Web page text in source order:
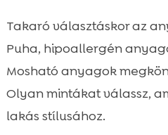
Takaró választáskor az
Puha, hipoallergén
Mosható anyagok
Olyan mintákat válassz,
lakás stílusához.